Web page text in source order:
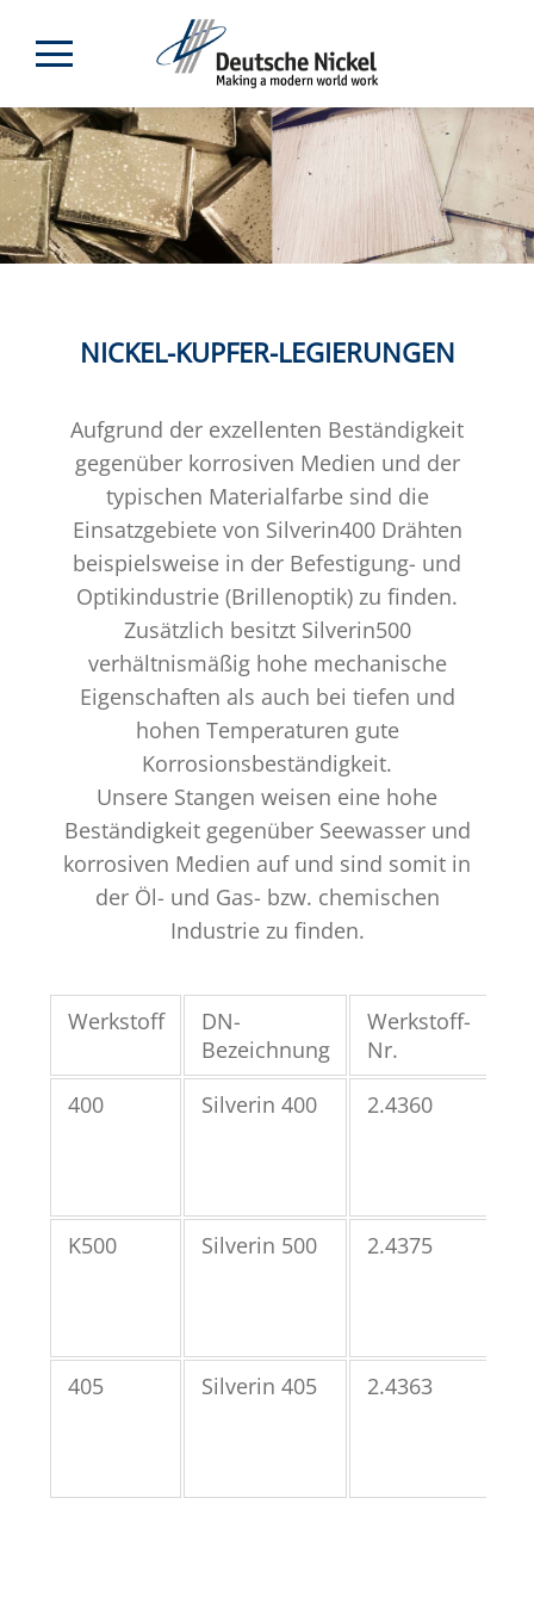
NICKEL-KUPFER-LEGIERUNGEN
Aufgrund der exzellenten Beständigkeit
gegenüber korrosiven Medien und der
typischen Materialfarbe sind die
Einsatzgebiete von Silverin400 Drähten
beispielsweise in der Befestigung- und
Optikindustrie (Brillenoptik) zu finden.
Zusätzlich besitzt Silverin500
verhältnismäßig hohe mechanische
Eigenschaften als auch bei tiefen und
hohen Temperaturen gute
Korrosionsbeständigkeit.
Unsere Stangen weisen eine hohe
Beständigkeit gegenüber Seewasser und
korrosiven Medien auf und sind somit in
der Öl- und Gas- bzw. chemischen
Industrie zu finden.
Werkstoff
DN-
Bezeichnung
Werkstoff-
Nr.
400
Silverin 400 2.4360
K500 Silverin 500 2.4375
405 Silverin 405 2.4363